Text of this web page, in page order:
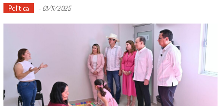
Política - 01/11/2025